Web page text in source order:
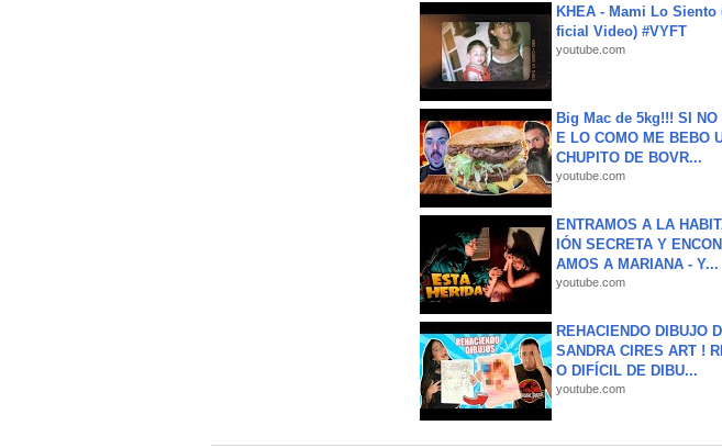
KHEA - Mami Lo Siento
ficial Video) #VYFT
youtube.com
Big Mac de 5kg!!! SI NO
E LO COMO ME BEBO
CHUPITO DE BOVR...
youtube.com
ENTRAMOS A LA
IÓN SECRETA Y
AMOS A MARIANA - Y...
youtube.com
REHACIENDO DIBUJO
SANDRA CIRES ART !
O DIFÍCIL DE DIBU...
youtube.com